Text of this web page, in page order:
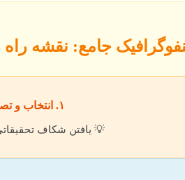
جامع: نقشه
۱. انتخاب و تصویب موضوع
💡 یافتن شکاف